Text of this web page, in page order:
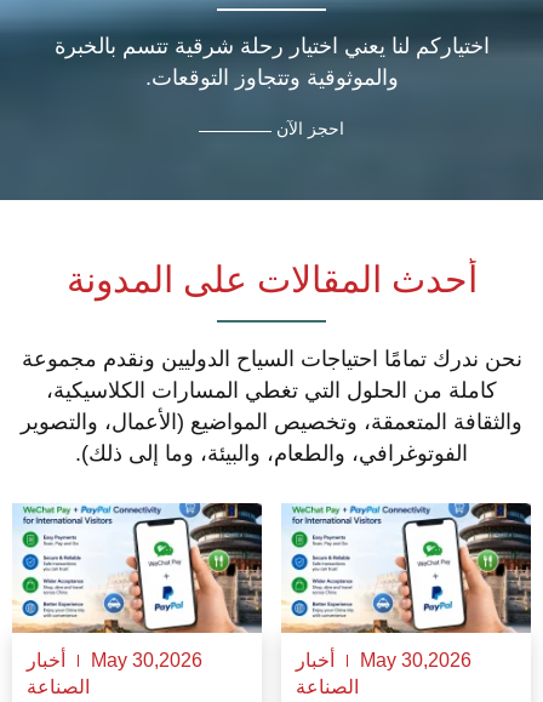
اختياركم لنا يعني اختيار رحلة شرقية تتسم بالخبرة
والموثوقية وتتجاوز التوقعات.
احجز الآن
أحدث المقالات على المدونة
نحن ندرك تمامًا احتياجات السياح الدوليين ونقدم مجموعة
كاملة من الحلول التي تغطي المسارات الكلاسيكية،
والثقافة المتعمقة، وتخصيص المواضيع (الأعمال، والتصوير
الفوتوغرافي، والطعام، والبيئة، وما إلى ذلك).
May 30,2026
أخبار
الصناعة
May 30,2026
أخبار
الصناعة